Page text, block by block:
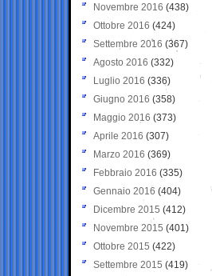
Novembre 2016 (438)
Ottobre 2016 (424)
Settembre 2016 (367)
Agosto 2016 (332)
Luglio 2016 (336)
Giugno 2016 (358)
Maggio 2016 (373)
Aprile 2016 (307)
Marzo 2016 (369)
Febbraio 2016 (335)
Gennaio 2016 (404)
Dicembre 2015 (412)
Novembre 2015 (401)
Ottobre 2015 (422)
Settembre 2015 (419)